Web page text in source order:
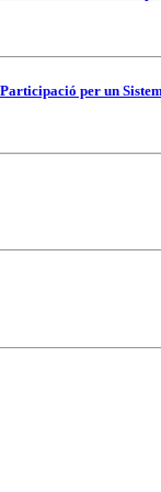
per un